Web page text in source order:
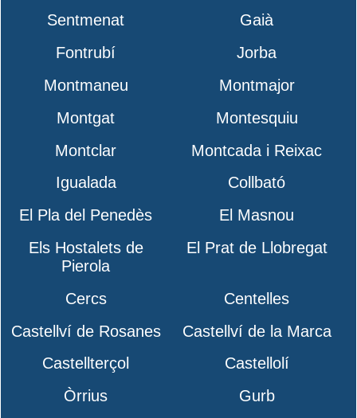
Sentmenat
Gaià
Fontrubí
Jorba
Montmaneu
Montmajor
Montgat
Montesquiu
Montclar
Montcada i Reixac
Igualada
Collbató
El Pla del Penedès
El Masnou
Els Hostalets de
Pierola
El Prat de Llobregat
Cercs
Centelles
Castellví de Rosanes
Castellví de la Marca
Castellterçol
Castellolí
Òrrius
Gurb